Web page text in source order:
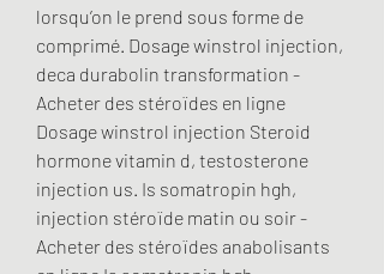
lorsqu’on le prend sous forme de
comprimé. Dosage winstrol injection,
deca durabolin transformation -
Acheter des stéroïdes en ligne
Dosage winstrol injection Steroid
hormone vitamin d, testosterone
injection us. Is somatropin hgh,
injection stéroïde matin ou soir -
Acheter des stéroïdes anabolisants